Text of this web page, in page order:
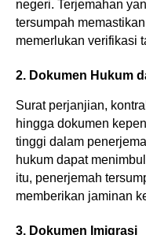
negeri. Terjemahan
tersumpah
memerlukan verifikasi
2. Dokumen Hukum
Surat perjanjian,
hingga dokumen
tinggi dalam
hukum dapat
itu, penerjemah
memberikan jaminan
3. Dokumen Imigrasi